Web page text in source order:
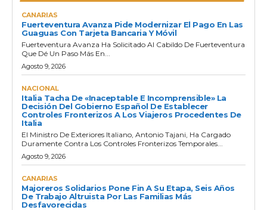
CANARIAS
Fuerteventura Avanza Pide Modernizar El Pago En Las
Guaguas Con Tarjeta Bancaria Y Móvil
Fuerteventura Avanza Ha Solicitado Al Cabildo De Fuerteventura
Que Dé Un Paso Más En...
Agosto 9, 2026
NACIONAL
Italia Tacha De «inaceptable E Incomprensible» La
Decisión Del Gobierno Español De Establecer
Controles Fronterizos A Los Viajeros Procedentes De
Italia
El Ministro De Exteriores Italiano, Antonio Tajani, Ha Cargado
Duramente Contra Los Controles Fronterizos Temporales...
Agosto 9, 2026
CANARIAS
Majoreros Solidarios Pone Fin A Su Etapa, Seis Años
De Trabajo Altruista Por Las Familias Más
Desfavorecidas